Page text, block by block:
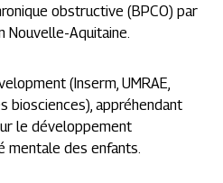
obstructive (BPCO) par
Nouvelle-Aquitaine.
(Inserm, UMRAE,
biosciences), appréhendant
le développement
mentale des enfants.